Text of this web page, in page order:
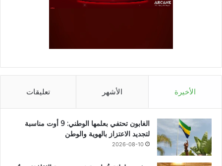
الأخيرة الأشهر تعليقات
الغابون تحتفي بعلمها الوطني: 9 أوت مناسبة
لتجديد الاعتزاز بالهوية والوطن
2026-08-10